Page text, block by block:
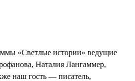
«Светлые истории» ведущие
Наталия Лангаммер,
наш гость — писатель,